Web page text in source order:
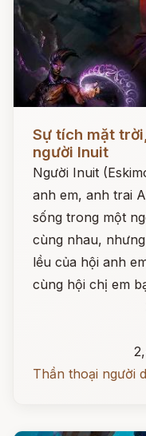
Sự tích mặt
người Inuit
Người Inuit
anh em, anh trai
sống trong một
cùng nhau,
lều của hội anh
cùng hội chị em
Thần thoại người